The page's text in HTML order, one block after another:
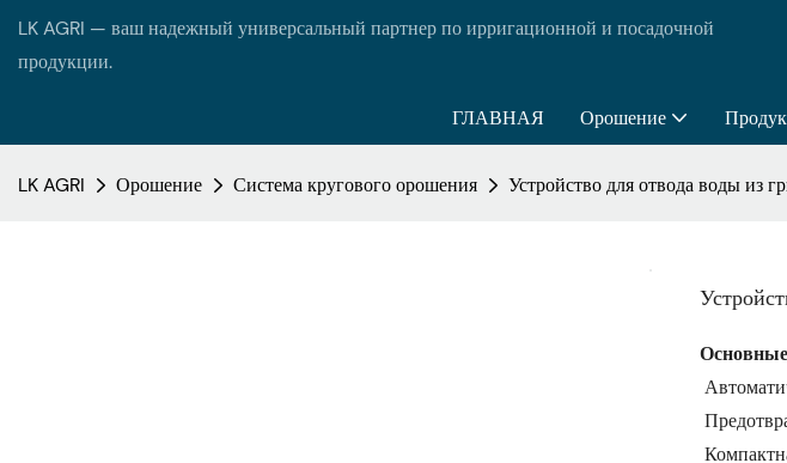
LK AGRI — ваш надежный универсальный партнер по ирригационной и посадочной
продукции.
ГЛАВНАЯ Орошение
LK AGRI Орошение Система кругового орошения Устройство для отвода воды из